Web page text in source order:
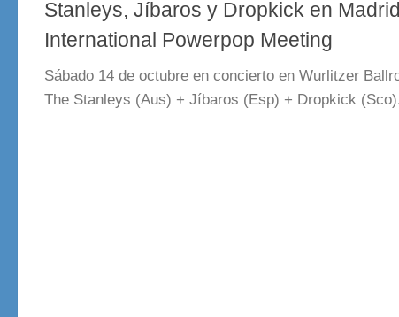
Stanleys, Jíbaros y Dropkick en
International Powerpop Meeting
Sábado 14 de octubre en concierto en Wurlitzer
The Stanleys (Aus) + Jíbaros (Esp) + Dropkick